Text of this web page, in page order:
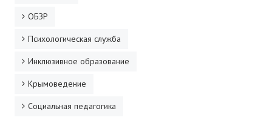
ОБЗР
Психологическая служба
Инклюзивное образование
Крымоведение
Социальная педагогика